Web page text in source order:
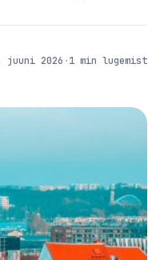
juuni 2026 ·1 min lugemist